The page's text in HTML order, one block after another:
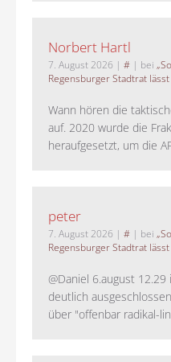
Norbert Hartl
7. August 2026 | # | bei
Regensburger Stadtrat
Wann hören die
auf. 2020 wurde die
heraufgesetzt, um die
peter
7. August 2026 | # | bei
Regensburger Stadtrat
@Daniel 6.august
deutlich
über "offenbar radikal-